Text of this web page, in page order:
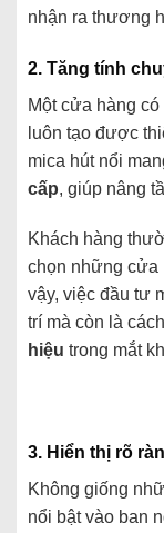
nhận ra thương
2. Tăng tính
Mộtcửa hàng có
luôn tạo được
mica hút nổi
cấp, giúp nâng
Khách hàng
chọn những cửa
vậy, việc đầu tư
trí mà còn là cách
hiệu trong mắt
3. Hiển thị rõ
Không giống
nổi bậtvào ban